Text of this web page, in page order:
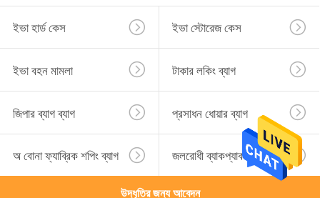
ইভা হার্ড কেস ইভা স্টোরেজ কেস
ইভা বহন মামলা টাকার লকিং ব্যাগ
জিপার ব্যাগ ব্যাগ প্রসাধন ধোয়ার ব্যাগ
অ বোনা ফ্যাব্রিক শপিং ব্যাগ জলরোধী ব্যাকপ্যাক ব্যাগ
উদ্ধৃতির জন্য আবেদন